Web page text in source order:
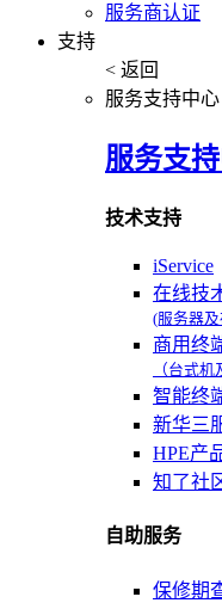
服务商认证
支持
< 返回
服务支持中心
服务支
技术支持
iService
在线技
(服务器
商用终
（台式机
智能终
新华三
HPE产
知了社
自助服务
保修期